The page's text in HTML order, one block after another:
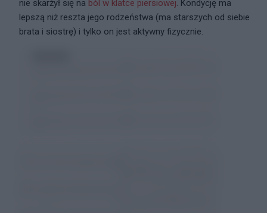
nie skarżył się na ból w klatce piersiowej. Kondycję ma
lepszą niż reszta jego rodzeństwa (ma starszych od siebie
brata i siostrę) i tylko on jest aktywny fizycznie.